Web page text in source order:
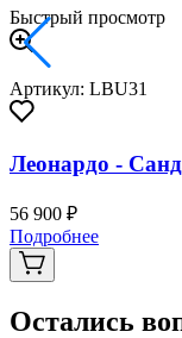
Быстрый просмотр
Артикул: LBU31
Леонардо -
56 900 ₽
Подробнее
Остались